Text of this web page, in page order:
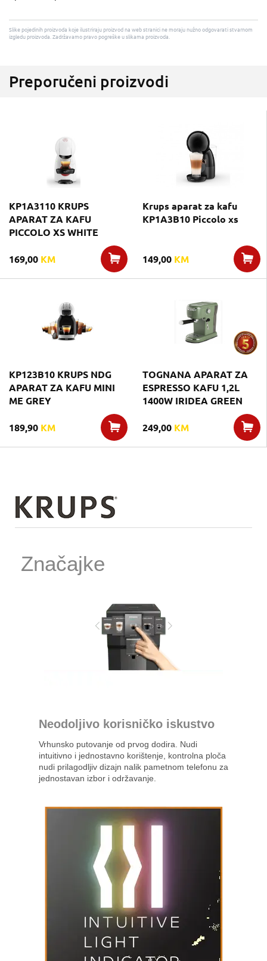
Slike pojedinih proizvoda koje ilustriraju proizvod na web stranici ne moraju nužno odgovarati stvarnom
izgledu proizvoda. Zadržavamo pravo pogreške u slikama proizvoda.
Preporučeni proizvodi
KP1A3110 KRUPS
APARAT ZA KAFU
PICCOLO XS WHITE
169,00 KM
Krups aparat za kafu
KP1A3B10 Piccolo xs
149,00 KM
KP123B10 KRUPS NDG
APARAT ZA KAFU MINI
ME GREY
189,90 KM
TOGNANA APARAT ZA
ESPRESSO KAFU 1,2L
1400W IRIDEA GREEN
249,00 KM
Značajke
Neodoljivo korisničko iskustvo
Vrhunsko putovanje od prvog dodira. Nudi
intuitivno i jednostavno korištenje, kontrolna ploča
nudi prilagodljiv dizajn nalik pametnom telefonu za
jednostavan izbor i održavanje.